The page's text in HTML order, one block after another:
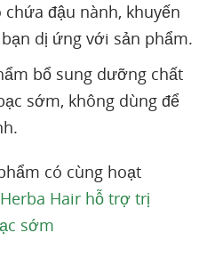
chứa đậu nành, khuyến
dị ứng với sản phẩm.
bổ sung dưỡng chất
sớm, không dùng để
có cùng hoạt
Hair hỗ trợ trị
sớm